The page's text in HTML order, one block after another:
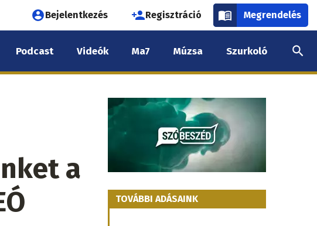
Felhasználói
fiók
menüje
Bejelentkezés Regisztráció Megrendelés
Podcast Videók Ma7 Múzsa Szurkoló
a
TOVÁBBI ADÁSAINK